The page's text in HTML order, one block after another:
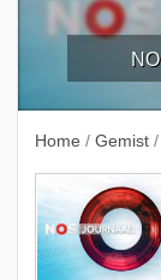
Home / Gemist /